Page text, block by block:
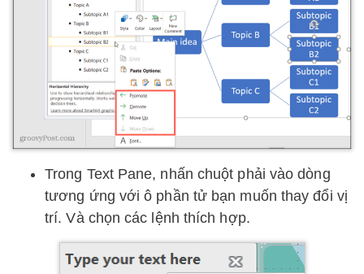
Trong Text Pane, nhấn chuột phải vào dòng
tương ứng với ô phần tử bạn muốn thay đổi vị
trí. Và chọn các lệnh thích hợp.